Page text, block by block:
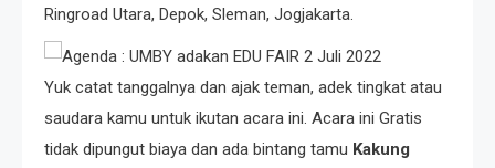
Ringroad Utara, Depok, Sleman, Jogjakarta.
Yuk catat tanggalnya dan ajak teman, adek tingkat atau
saudara kamu untuk ikutan acara ini. Acara ini Gratis
tidak dipungut biaya dan ada bintang tamu Kakung